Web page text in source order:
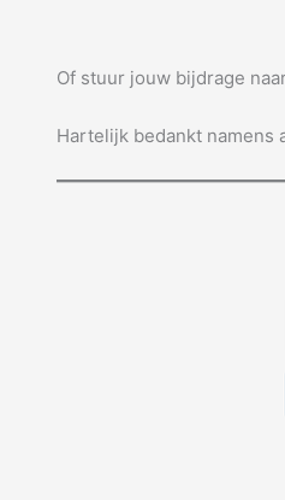
Of stuur jouw bijdrage
Hartelijk bedankt namens